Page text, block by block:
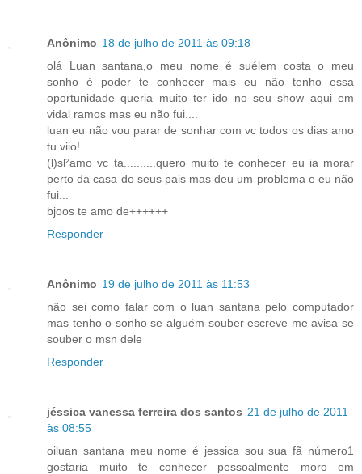
Anônimo 18 de julho de 2011 às 09:18
olá Luan santana,o meu nome é suélem costa o meu
sonho é poder te conhecer mais eu não tenho essa
oportunidade queria muito ter ido no seu show aqui em
vidal ramos mas eu não fui....
luan eu não vou parar de sonhar com vc todos os dias amo
tu viio!
(l)sl²amo vc ta..........quero muito te conhecer eu ia morar
perto da casa do seus pais mas deu um problema e eu não
fui...
bjoos te amo de++++++
Responder
Anônimo 19 de julho de 2011 às 11:53
não sei como falar com o luan santana pelo computador
mas tenho o sonho se alguém souber escreve me avisa se
souber o msn dele
Responder
jéssica vanessa ferreira dos santos 21 de julho de 2011
às 08:55
oiluan santana meu nome é jessica sou sua fã número1
gostaria muito te conhecer pessoalmente moro em